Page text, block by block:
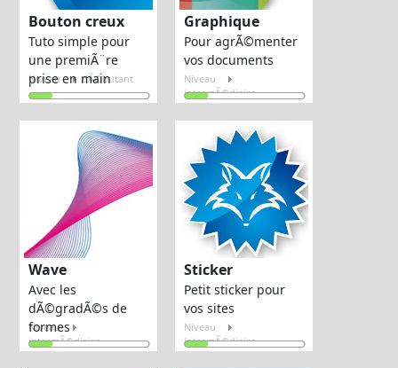
Niveau dÃ©butant
Bouton creux
Tuto simple pour
une premiÃ¨re
prise en main
Niveau
intermÃ©diaire
Graphique
Pour agrÃ©menter
vos documents
Niveau
intermÃ©diaire
Wave
Avec les
dÃ©gradÃ©s de
formes
Niveau
intermÃ©diaire
Sticker
Petit sticker pour
vos sites